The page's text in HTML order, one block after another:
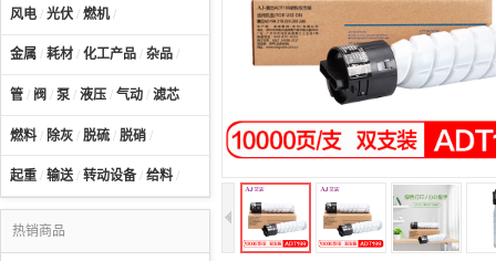
风电 / 光伏 / 燃机/
金属 / 耗材 / 化工产品 / 杂品 /
管 / 阀 / 泵 / 液压 / 气动 / 滤芯
燃料 / 除灰 / 脱硫 / 脱硝 /
起重 / 输送/ 转动设备 / 给料 /
热销商品